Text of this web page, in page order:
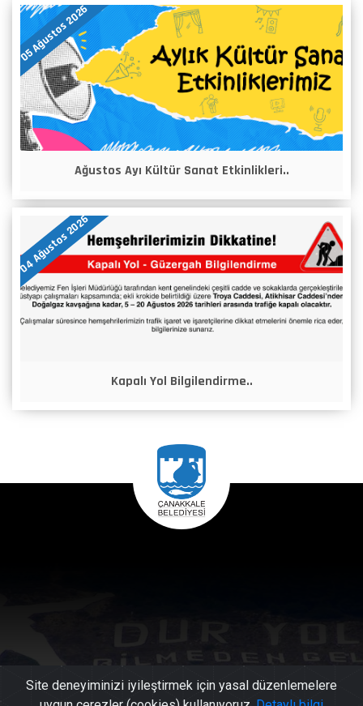
05 Ağustos 2026
Ağustos Ayı Kültür Sanat Etkinlikleri..
04 Ağustos 2026
Kapalı Yol Bilgilendirme..
Site deneyiminizi iyileştirmek için yasal düzenlemelere